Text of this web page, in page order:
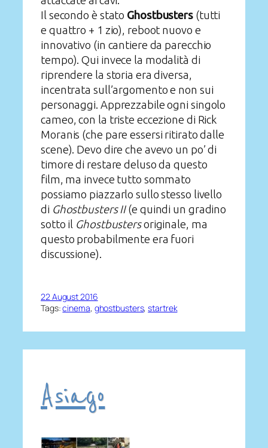
Il secondo è stato Ghostbusters(tutti
e quattro + 1 zio), reboot nuovo e
innovativo (in cantiere da parecchio
tempo). Qui invece la modalità di
riprendere la storia era diversa,
incentrata sull’argomento e non sui
personaggi. Apprezzabile ogni singolo
cameo, con la triste eccezione di Rick
Moranis (che pare essersi ritirato dalle
scene). Devo dire che avevo un po’ di
timore di restare deluso da questo
film, ma invece tutto sommato
possiamo piazzarlo sullo stesso livello
di Ghostbusters II(e quindi un gradino
sotto il Ghostbustersoriginale, ma
questo probabilmente era fuori
discussione).
22 August 2016
Tags:cinema, ghostbusters, startrek
Asiago